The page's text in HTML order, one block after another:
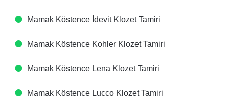
Mamak Köstence İdevit Klozet Tamiri
Mamak Köstence Kohler Klozet Tamiri
Mamak Köstence Lena Klozet Tamiri
Mamak Köstence Lucco Klozet Tamiri